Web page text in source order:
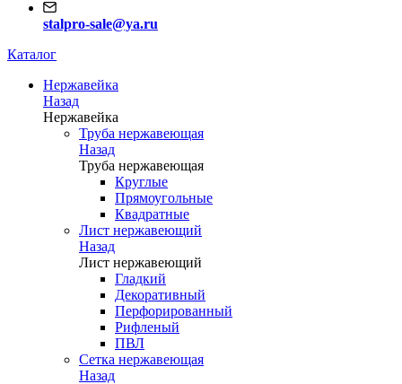
stalpro-sale@ya.ru
Каталог
Нержавейка
Назад
Нержавейка
Труба нержавеющая
Назад
Труба нержавеющая
Круглые
Прямоугольные
Квадратные
Лист нержавеющий
Назад
Лист нержавеющий
Гладкий
Декоративный
Перфорированный
Рифленый
ПВЛ
Сетка нержавеющая
Назад